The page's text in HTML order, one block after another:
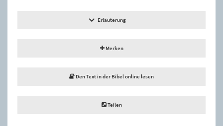
Erläuterung
Merken
Den Text in der Bibel online lesen
Teilen